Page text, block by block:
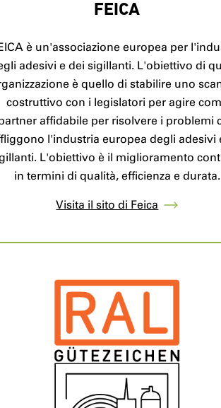
FEICA
è un'associazione europea per
adesivi e dei sigillanti. L'obiettivo di
è quello di stabilire uno
costruttivo con i legislatori per agire
affidabile per risolvere i problemi
l'industria europea degli adesivi
L'obiettivo è il miglioramento
in termini di qualità, efficienza e durata.
Visita il sito di Feica